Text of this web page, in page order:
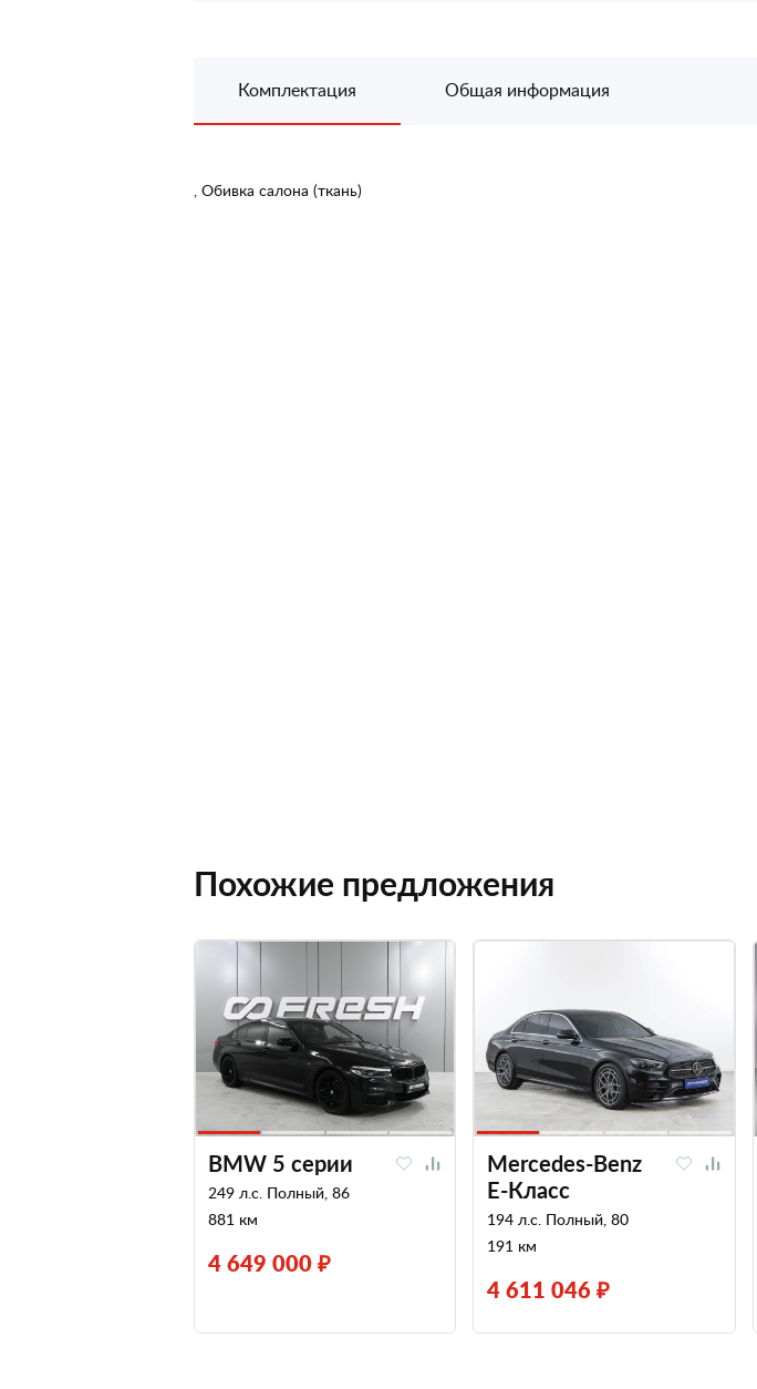
Комплектация Общая информация
, Обивка салона (ткань)
Похожие предложения
BMW 5 серии
249 л.с. Полный, 86
881 км
4 649 000 ₽
Mercedes-Benz
E-Класс
194 л.с. Полный, 80
191 км
4 611 046 ₽